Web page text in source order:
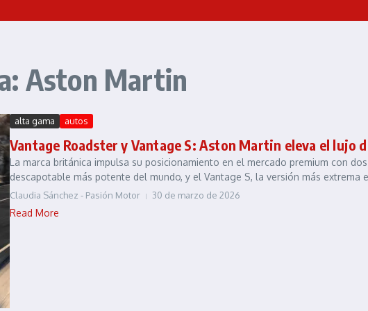
Aston Martin
alta gama autos
Vantage Roadster y Vantage S: Aston Martin eleva el lujo
La marca británica impulsa su posicionamiento en el mercado premium con
descapotable más potente del mundo, y el Vantage S, la versión más extrema
Claudia Sánchez - Pasión Motor 30 de marzo de 2026
Read More